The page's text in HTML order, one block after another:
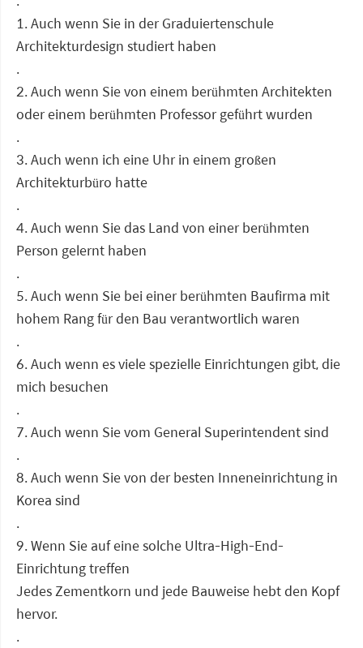
1. Auch wenn Sie in der Graduiertenschule
Architekturdesign studiert haben
.
2. Auch wenn Sie von einem berühmten Architekten
oder einem berühmten Professor geführt wurden
.
3. Auch wenn ich eine Uhr in einem großen
Architekturbüro hatte
.
4. Auch wenn Sie das Land von einer berühmten
Person gelernt haben
.
5. Auch wenn Sie bei einer berühmten Baufirma mit
hohem Rang für den Bau verantwortlich waren
.
6. Auch wenn es viele spezielle Einrichtungen gibt, die
mich besuchen
.
7. Auch wenn Sie vom General Superintendent sind
.
8. Auch wenn Sie von der besten Inneneinrichtung in
Korea sind
.
9. Wenn Sie auf eine solche Ultra-High-End-
Einrichtung treffen
Jedes Zementkorn und jede Bauweise hebt den Kopf
hervor.
.